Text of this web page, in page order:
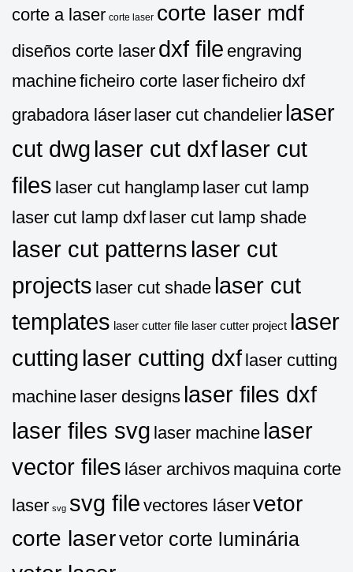
corte a laser corte laser corte laser mdf
diseños corte laser dxf file engraving
machineficheiro corte laserficheiro dxf
grabadora láser laser cut chandelier laser
cut dwg laser cut dxflaser cut
files laser cut hanglamp laser cut lamp
laser cut lamp dxf laser cut lamp shade
laser cut patterns laser cut
projects laser cut shade laser cut
templates laser cutter file laser cutter project laser
cutting laser cutting dxf laser cutting
machine laser designs laser files dxf
laser files svg laser machine laser
vector files láser archivos maquina corte
laser svg svg file vectores láservetor
corte laservetor corte luminária